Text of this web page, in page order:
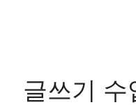
글쓰기 수